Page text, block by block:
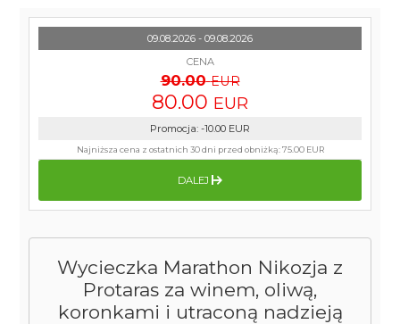
Wycieczka Marathon Nikozja z
Protaras za winem, oliwą,
koronkami i utraconą nadzieją
09.08.2026 - 09.08.2026
CENA
90.00 EUR
80.00 EUR
Promocja: -10.00 EUR
Najniższa cena z ostatnich 30 dni przed obniżką:75.00 EUR
DALEJ